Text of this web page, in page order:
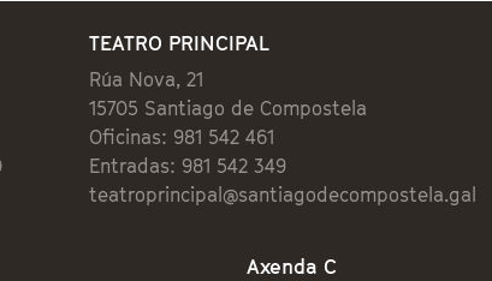
TEATRO PRINCIPAL
Rúa Nova, 21
15705 Santiago de Compostela
Oficinas: 981 542 461
Entradas: 981 542 349
teatroprincipal@santiagodecompostela.gal
Axenda C